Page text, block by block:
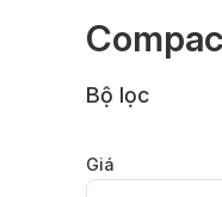
Bộ lọc
Giá